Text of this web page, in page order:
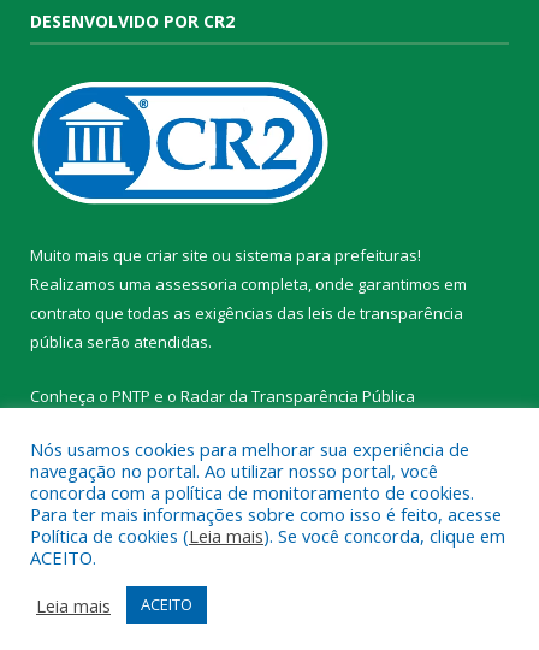
DESENVOLVIDO POR CR2
Muito mais que criar site ou sistema para prefeituras!
Realizamos uma assessoria completa, onde garantimos em
contrato que todas as exigências das leis de transparência
pública serão atendidas.
Conheça o PNTP e o Radar da Transparência Pública
Todos os direitos reservados a Prefeitura Municipal de
Tracuateua.
Mapa do Site
Acessar Área Administrativa
Acessar Webmail
Nós usamos cookies para melhorar sua experiência de
navegação no portal. Ao utilizar nosso portal, você
concorda com a política de monitoramento de cookies.
Para ter mais informações sobre como isso é feito, acesse
Política de cookies (Leia mais). Se você concorda, clique em
ACEITO.
Leia mais
ACEITO